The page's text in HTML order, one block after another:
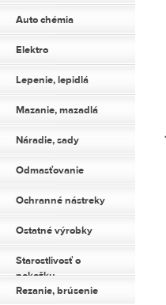
Auto chémia
Elektro
Lepenie, lepidlá
Mazanie, mazadlá
Náradie, sady
Odmasťovanie
Ochranné nástreky
Ostatné výrobky
Starostlivosť o
pokožku
Rezanie, brúsenie